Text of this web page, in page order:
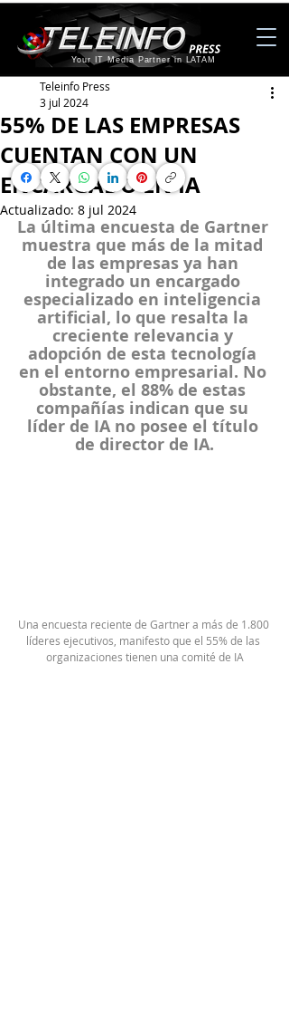
Your IT Media Partner in LATAM
55% DE LAS EMPRESAS
CUENTAN CON UN
ENCARGADO EN IA
Teleinfo Press
3 jul 2024
Actualizado: 8 jul 2024
La última encuesta de Gartner
muestra que más de la mitad
de las empresas ya han
integrado un encargado
especializado en inteligencia
artificial, lo que resalta la
creciente relevancia y
adopción de esta tecnología
en el entorno empresarial. No
obstante, el 88% de estas
compañías indican que su
líder de IA no posee el título
de director de IA.
Una encuesta reciente de Gartner a más de 1.800
líderes ejecutivos, manifesto que el 55% de las
organizaciones tienen una comité de IA